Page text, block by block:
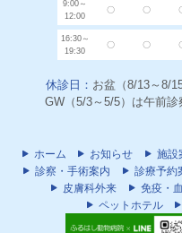
9:00～
12:00
〇 〇
16:30～
19:30
〇 〇
休診日： お盆（8/13～8/
GW（5/3～5/5）は午前
ホーム お知らせ 施設
診察・手術案内
診療予約
皮膚科外来
免疫・
ペットホテル